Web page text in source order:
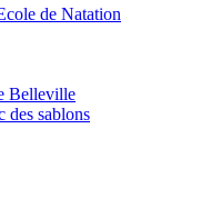
de Natation
Belleville
des sablons